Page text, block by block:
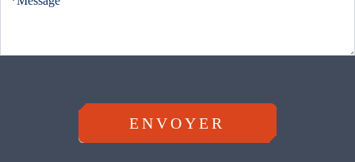
ENVOYER